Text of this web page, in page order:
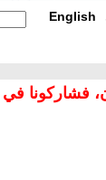
English
فشاركونا